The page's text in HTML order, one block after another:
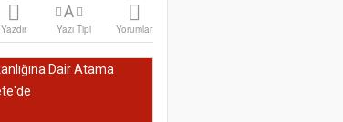
Yazdır
A
Yazı Tipi Yorumlar